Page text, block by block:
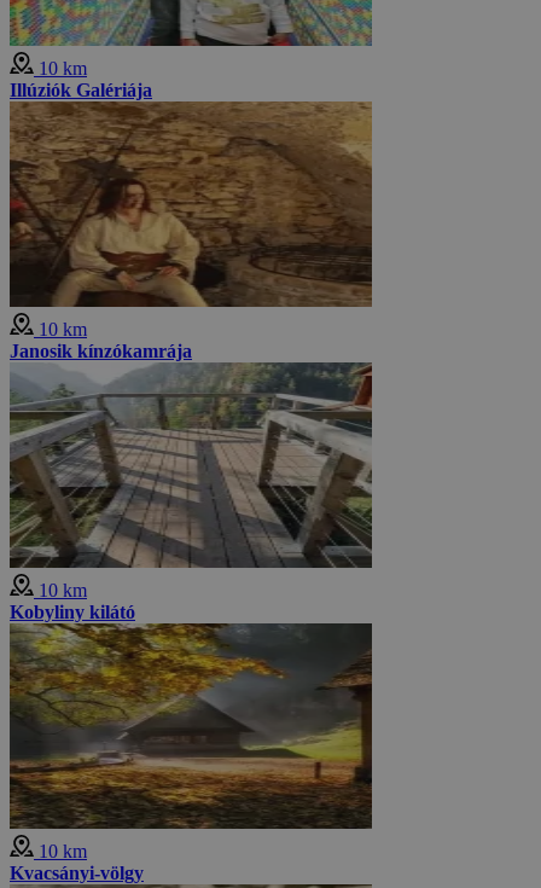
10 km
Illúziók Galériája
10 km
Janosik kínzókamrája
10 km
Kobyliny kilátó
10 km
Kvacsányi-völgy